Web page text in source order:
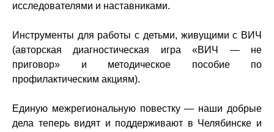
исследователями и наставниками.
Инструменты для работы с детьми, живущими с ВИЧ
(авторская диагностическая игра «ВИЧ — не
приговор» и методическое пособие по
профилактическим акциям).
Единую межрегиональную повестку — наши добрые
дела теперь видят и поддерживают в Челябинске и